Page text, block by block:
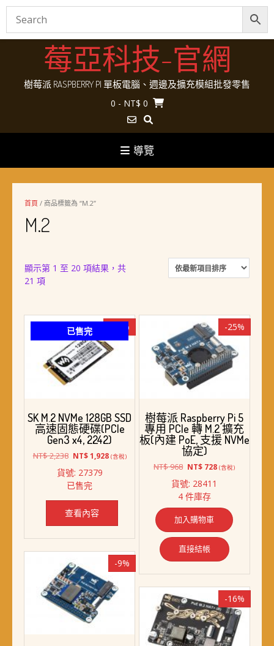
Skip
莓亞科技-官網
樹莓派 RASPBERRY PI 單板電腦、週邊及擴充模組批發零售
0 - NT$ 0
導覽
首頁 / 商品標籤為 “M.2”
M.2
顯示第 1 至 20 項結果，共
21 項依
項
排
序
已售完 -14%
SK M.2 NVMe 128GB SSD
高速固態硬碟(PCIe
Gen3 x4, 2242)
NT$2,238 原
價
格：
NT$ 2,238。
NT$1,928目
NT$ 1,928。
(含稅)
貨號: 27379
已售完
查看內容
-25%
樹莓派 Raspberry Pi 5
專用 PCIe 轉 M.2 擴充
板(內建 PoE, 支援 NVMe
協定)
NT$968 原
價
格：
NT$ 968。
NT$ 728目
NT$ 728。
(含稅)
貨號: 28411
4 件庫存
加入購物車
直接結帳
-9%
-16%